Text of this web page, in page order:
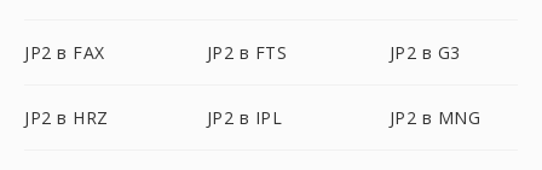
JP2 в FAX JP2 в FTS JP2 в G3
JP2 в HRZ JP2 в IPL JP2 в MNG